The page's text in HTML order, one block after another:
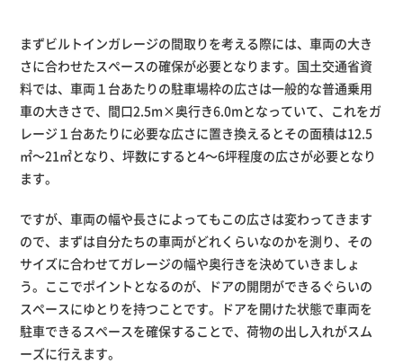
まずビルトインガレージの間取りを考える際には、車両の大き
さに合わせたスペースの確保が必要となります。国土交通省資
料では、車両１台あたりの駐車場枠の広さは一般的な普通乗用
車の大きさで、間口2.5m×奥行き6.0mとなっていて、これをガ
レージ１台あたりに必要な広さに置き換えるとその面積は12.5
㎡～21㎡となり、坪数にすると4～6坪程度の広さが必要となり
ます。
ですが、車両の幅や長さによってもこの広さは変わってきます
ので、まずは自分たちの車両がどれくらいなのかを測り、その
サイズに合わせてガレージの幅や奥行きを決めていきましょ
う。ここでポイントとなるのが、ドアの開閉ができるぐらいの
スペースにゆとりを持つことです。ドアを開けた状態で車両を
駐車できるスペースを確保することで、荷物の出し入れがスム
ーズに行えます。